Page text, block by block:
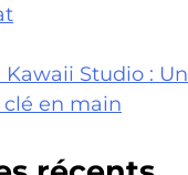
Kawaii Studio : Un
en main